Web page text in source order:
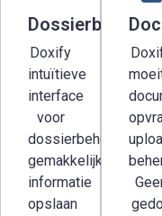
Dossierbeheer.
Doxify
intuïtieve
interface
voor
dossierbeheer,
gemakkelijk
informatie
opslaan